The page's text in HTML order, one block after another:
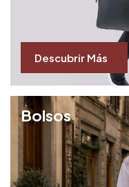
Descubrir Más
Bolsos